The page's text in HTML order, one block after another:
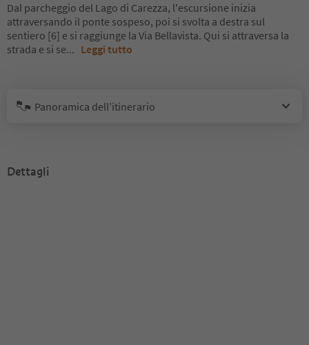
Dal parcheggio del Lago di Carezza, l'escursione inizia
attraversando il ponte sospeso, poi si svolta a destra sul
sentiero [6] e si raggiunge la Via Bellavista. Qui si attraversa la
strada e si se... Leggi tutto
Panoramica dell’itinerario
Dettagli